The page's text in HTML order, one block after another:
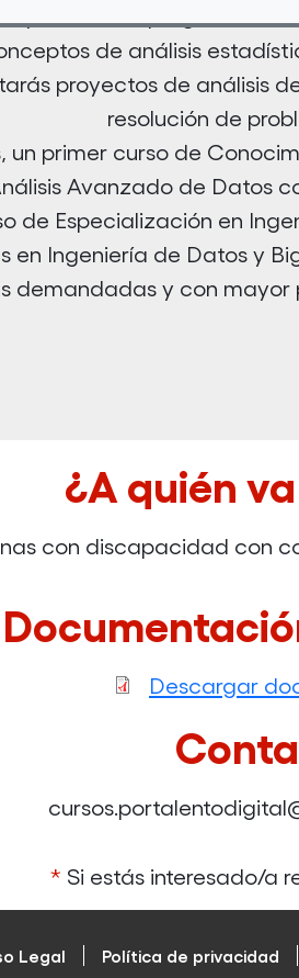
y Power BI,
de análisis
proyectos de
resolución de
un primer curso de
Avanzado de Datos
de Especialización en
en Ingeniería de Datos y
demandadas y con mayor
¿A quién
con discapacidad con
Descargar
* Si estás interesado/a
Legal Política de privacidad